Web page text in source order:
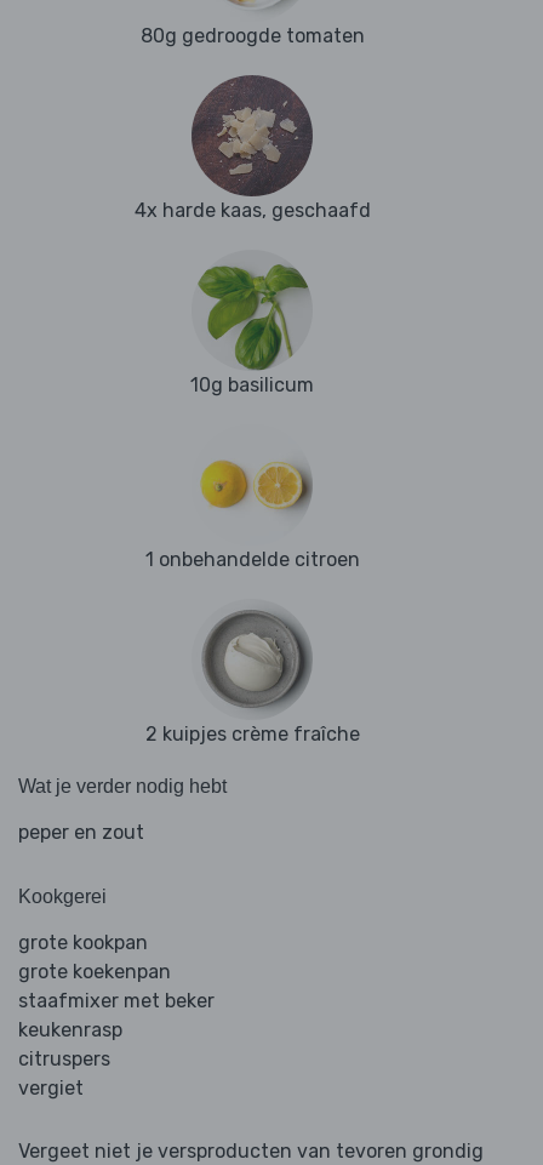
80g gedroogde tomaten
4x harde kaas, geschaafd
10g basilicum
1 onbehandelde citroen
2 kuipjes crème fraîche
Wat je verder nodig hebt
peper en zout
Kookgerei
grote kookpan
grote koekenpan
staafmixer met beker
keukenrasp
citruspers
vergiet
Vergeet niet je versproducten van tevoren grondig